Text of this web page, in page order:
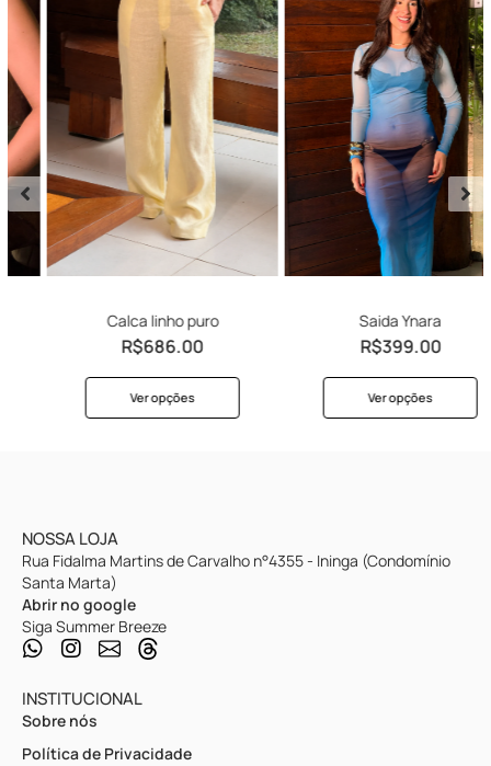
Calca linho puro
686.00
Ver opções
Saida Ynara
399.00
Ver opções
NOSSA LOJA
Rua Fidalma Martins de Carvalho n°4355 - Ininga (Condomínio
Santa Marta)
Abrir no google
Siga Summer Breeze
INSTITUCIONAL
Sobre nós
Política de Privacidade